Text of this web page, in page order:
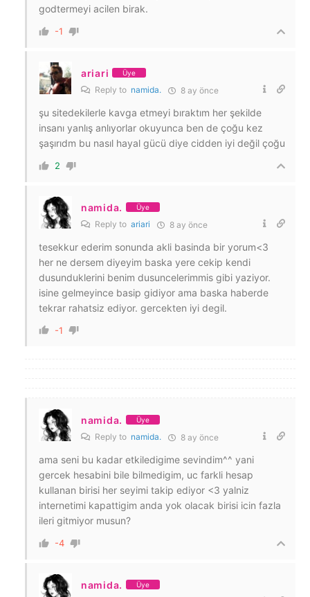
godtermeyi acilen birak.
-1
ariari Üye
Reply to namida. 8 ay önce
şu sitedekilerle kavga etmeyi bıraktım her şekilde
insanı yanlış anlıyorlar okuyunca ben de çoğu kez
şaşırıdm bu nasıl hayal gücü diye cidden iyi değil çoğu
2
namida. Üye
Reply to ariari 8 ay önce
tesekkur ederim sonunda akli basinda bir yorum<3
her ne dersem diyeyim baska yere cekip kendi
dusunduklerini benim dusuncelerimmis gibi yaziyor.
isine gelmeyince basip gidiyor ama baska haberde
tekrar rahatsiz ediyor. gercekten iyi degil.
-1
namida. Üye
Reply to namida. 8 ay önce
ama seni bu kadar etkiledigime sevindim^^ yani
gercek hesabini bile bilmedigim, uc farkli hesap
kullanan birisi her seyimi takip ediyor <3 yalniz
internetimi kapattigim anda yok olacak birisi icin fazla
ileri gitmiyor musun?
-4
namida. Üye